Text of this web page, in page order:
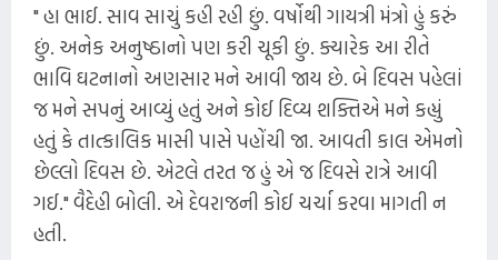
" હા ભાઈ. સાવ સાચું કહી રહી છું. વર્ષોથી ગાયત્રી મંત્રો હું કરું
છું. અનેક અનુષ્ઠાનો પણ કરી ચૂકી છું. ક્યારેક આ રીતે
ભાવિ ઘટનાનો અણસાર મને આવી જાય છે. બે દિવસ પહેલાં
જ મને સપનું આવ્યું હતું અને કોઈ દિવ્ય શક્તિએ મને કહ્યું
હતું કે તાત્કાલિક માસી પાસે પહોંચી જા. આવતી કાલ એમનો
છેલ્લો દિવસ છે. એટલે તરત જ હું એ જ દિવસે રાત્રે આવી
ગઈ." વૈદેહી બોલી. એ દેવરાજની કોઈ ચર્ચા કરવા માગતી ન
હતી.